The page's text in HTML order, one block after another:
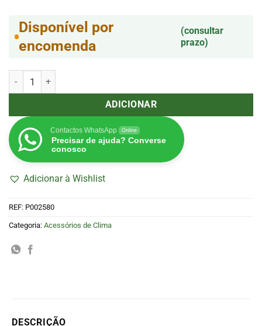
Disponível por
encomenda
(consultar
prazo)
Quantidade de Fita de Alumínio 10 metros
ADICIONAR
Contactos WhatsApp Online
Precisar de ajuda? Converse
conosco
Adicionar à Wishlist
REF: P002580
Categoria: Acessórios de Clima
DESCRIÇÃO